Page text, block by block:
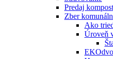
Predaj
Zber
Ako
Úroveň